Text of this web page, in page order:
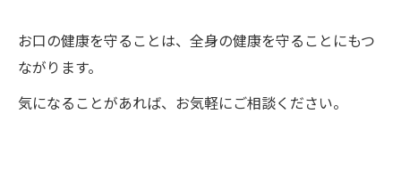
お口の健康を守ることは、全身の健康を守ることにもつ
ながります。
気になることがあれば、お気軽にご相談ください。